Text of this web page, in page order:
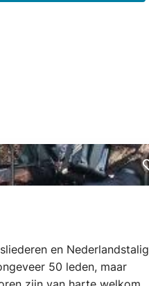
en Nederlandstalig
50 leden, maar